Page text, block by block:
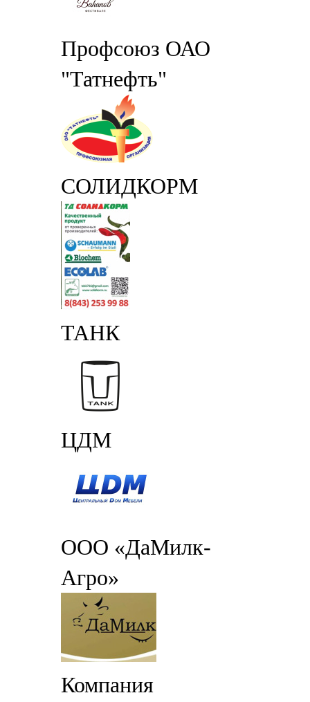
Профсоюз ОАО
"Татнефть"
СОЛИДКОРМ
ТАНК
ЦДМ
ООО «ДаМилк-
Агро»
Компания